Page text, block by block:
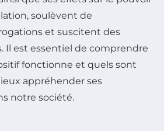
soulèvent de
et suscitent des
Il est essentiel de comprendre
fonctionne et quels sont
appréhender ses
notre société.